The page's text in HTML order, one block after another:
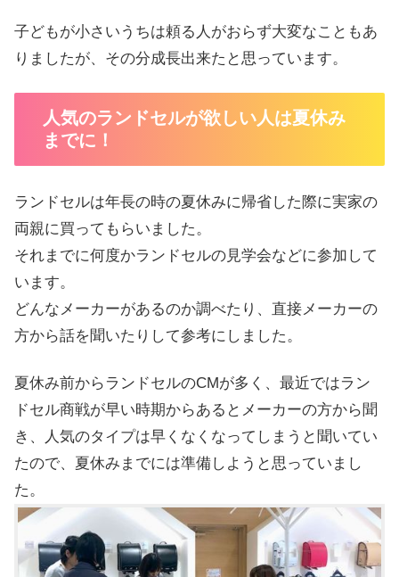
子どもが小さいうちは頼る人がおらず大変なこともあ
りましたが、その分成長出来たと思っています。
人気のランドセルが欲しい人は夏休み
までに！
ランドセルは年長の時の夏休みに帰省した際に実家の
両親に買ってもらいました。
それまでに何度かランドセルの見学会などに参加して
います。
どんなメーカーがあるのか調べたり、直接メーカーの
方から話を聞いたりして参考にしました。
夏休み前からランドセルのCMが多く、最近ではラン
ドセル商戦が早い時期からあるとメーカーの方から聞
き、人気のタイプは早くなくなってしまうと聞いてい
たので、夏休みまでには準備しようと思っていまし
た。